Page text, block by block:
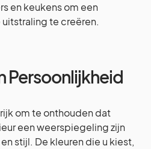
en keukens om een
te creëren.
Persoonlijkheid
om te onthouden dat
een weerspiegeling zijn
stijl. De kleuren die u kiest,